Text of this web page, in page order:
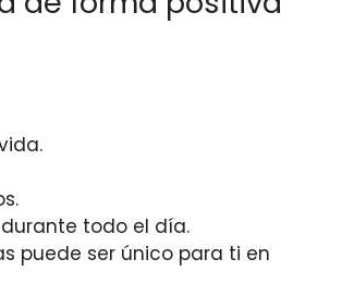
todo el día.
puede ser único para ti en